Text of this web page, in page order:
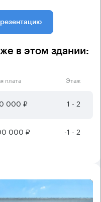
в этом здании:
плата Этаж
000 ₽ 1 - 2
000 ₽ -1 - 2